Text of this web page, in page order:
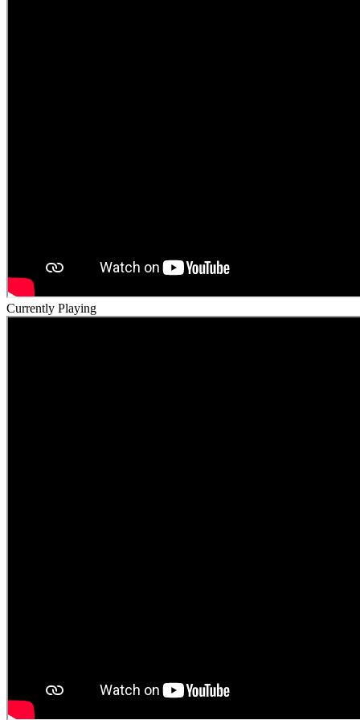
Currently Playing